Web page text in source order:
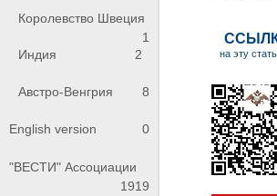
Королевство Швеция
1
Индия
2
Австро-Венгрия 8
English version 0
"ВЕСТИ" Ассоциации
1919